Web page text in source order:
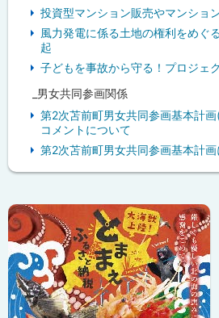
投資型マンション販売やマンショ
風力発電に係る土地の権利をめぐ
起
子どもを事故から守る！プロジェ
_男女共同参画関係
第2次苫前町男女共同参画基本計
コメントについて
第2次苫前町男女共同参画基本計画
ッ
ク
ア
ッ